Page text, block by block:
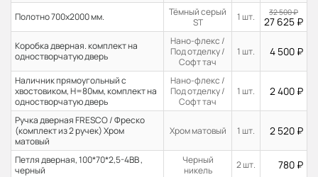
Полотно 700x2000 мм.
Тёмный серый
ST
1 шт. 32 500₽
27 625 ₽
Коробка дверная. комплект на
одностворчатую дверь
Нано-флекс /
Под отделку /
Софт тач
1 шт. 4 500 ₽
Наличник прямоугольный с
хвостовиком, H=80мм, комплект на
одностворчатую дверь
Нано-флекс /
Под отделку /
Софт тач
1 шт. 2 400 ₽
Ручка дверная FRESCO / Фреско
(комплект из 2 ручек) Хром
матовый
Хром матовый 1 шт. 2 520 ₽
Петля дверная, 100*70*2,5-4ВВ ,
черный
Черный
никель
2 шт. 780 ₽